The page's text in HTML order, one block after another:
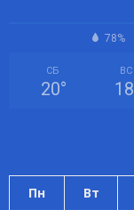
78%
СБ
20°
ВС
18
Пн Вт